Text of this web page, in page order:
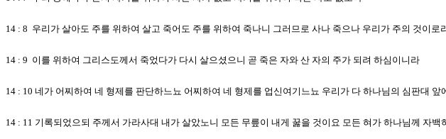
14 : 8 우리가 살아도 주를 위하여 살고 죽어도 주를 위하여 죽나니 그러므로 사나 죽으나 우리가 주의 것이로
14 : 9 이를 위하여 그리스도께서 죽었다가 다시 살으셨으니 곧 죽은 자와 산 자의 주가 되려 하심이니라
14 : 10 네가 어찌하여 네 형제를 판단하느뇨 어찌하여 네 형제를 업신여기느뇨 우리가 다 하나님의 심판대 앞
14 : 11 기록되었으되 주께서 가라사대 내가 살았노니 모든 무릎이 내게 꿇을 것이요 모든 혀가 하나님께 자백